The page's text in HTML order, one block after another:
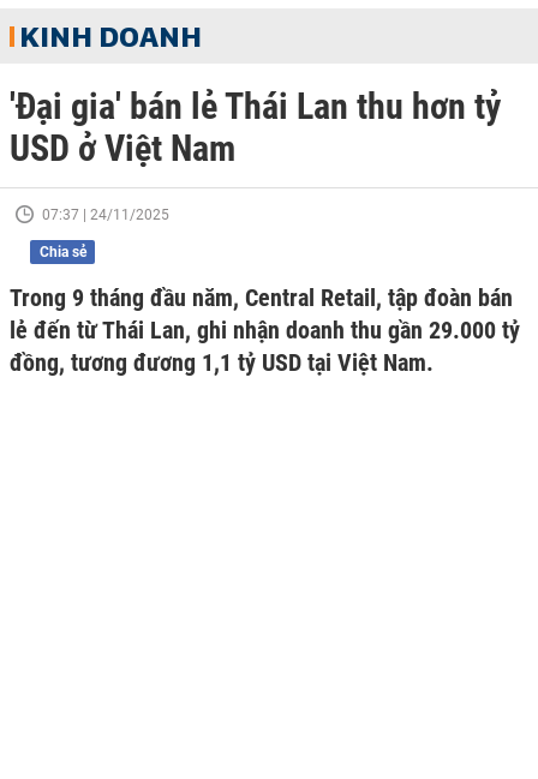
KINH DOANH
'Đại gia' bán lẻ Thái Lan thu hơn tỷ
USD ở Việt Nam
07:37 | 24/11/2025
Chia sẻ
Trong 9 tháng đầu năm, Central Retail, tập đoàn bán
lẻ đến từ Thái Lan, ghi nhận doanh thu gần 29.000 tỷ
đồng, tương đương 1,1 tỷ USD tại Việt Nam.